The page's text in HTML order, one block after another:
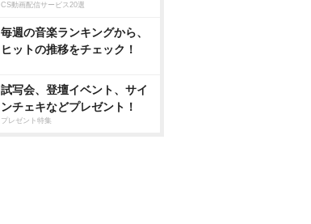
CS動画配信サービス20選
毎週の音楽ランキングから、
ヒットの推移をチェック！
試写会、登壇イベント、サイ
ンチェキなどプレゼント！
プレゼント特集